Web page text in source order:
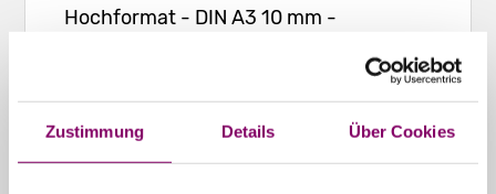
Zustimmung Details Über Cookies
Hochformat - DIN A3 10 mm -
Füllformat:
297 x 420 (DIN A3)
Füllhöhe: 10 mm